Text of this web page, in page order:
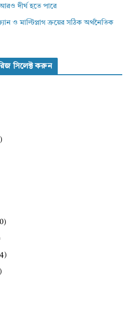
দীর্ঘ হতে পারে
ও মাল্টিপ্লাগ ক্রয়ের সঠিক অর্থনৈতিক
সিলেক্ট করুন